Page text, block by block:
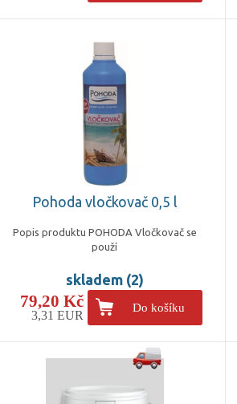
Pohoda vločkovač 0,5 l
Popis produktu POHODA Vločkovač se
použí
skladem (2)
79,20 Kč
3,31 EUR
Do košíku